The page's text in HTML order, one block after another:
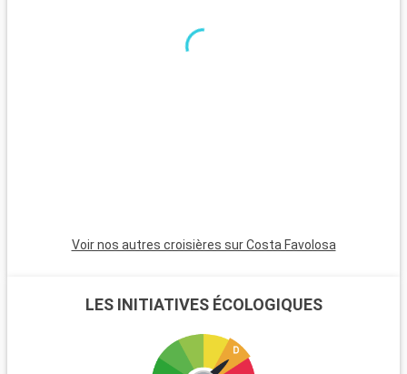
Voir nos autres croisières sur Costa Favolosa
LES INITIATIVES ÉCOLOGIQUES